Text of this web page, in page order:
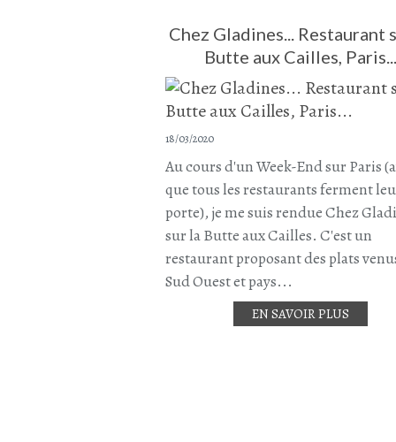
Chez Gladines... Restaurant
Butte aux Cailles, Paris...
18/03/2020
Au cours d'un Week-End sur Paris
que tous les restaurants ferment
porte), je me suis rendue Chez
sur la Butte aux Cailles. C'est un
restaurant proposant des plats
Sud Ouest et pays...
EN SAVOIR PLUS